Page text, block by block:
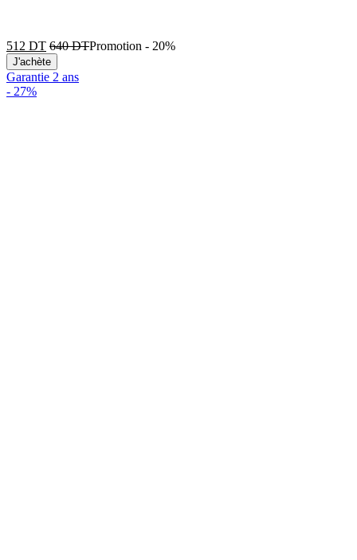
512 DT 640DTPromotion - 20%
J'achète
Garantie 2 ans
- 27%